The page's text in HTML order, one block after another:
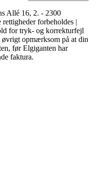
Allé 16, 2. - 2300
forbeholdes |
for tryk- og korrekturfejl
opmærksom på at din
før Elgiganten har
faktura.